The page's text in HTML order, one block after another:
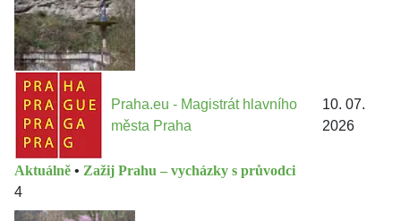
Praha.eu - Magistrát hlavního
města Praha
10. 07.
2026
Aktuálně • Zažij Prahu – vycházky s průvodci
4